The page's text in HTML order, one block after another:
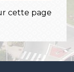
cette page